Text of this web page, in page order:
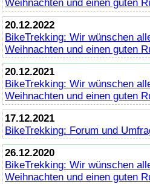
Weihnachten und einen guten
20.12.2022
BikeTrekking: Wir wünschen
Weihnachten und einen guten
20.12.2021
BikeTrekking: Wir wünschen
Weihnachten und einen guten
17.12.2021
BikeTrekking: Forum und
26.12.2020
BikeTrekking: Wir wünschen
Weihnachten und einen guten